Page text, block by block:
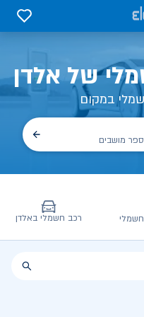
0
של אלדן
במקום
מושבים
רכב חשמלי באלדן
לדעת | אלדן